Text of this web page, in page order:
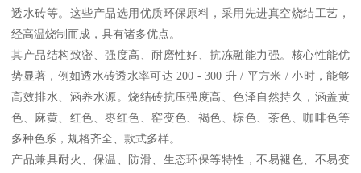
透水砖等。这些产品选用优质环保原料，采用先进真空烧结工艺，
经高温烧制而成，具有诸多优点。
其产品结构致密、强度高、耐磨性好、抗冻融能力强。核心性能优
势显著，例如透水砖透水率可达 200 - 300 升 / 平方米 / 小时，能够
高效排水、涵养水源。烧结砖抗压强度高、色泽自然持久，涵盖黄
色、麻黄、红色、枣红色、窑变色、褐色、棕色、茶色、咖啡色等
多种色系，规格齐全、款式多样。
产品兼具耐火、保温、防滑、生态环保等特性，不易褪色、不易变